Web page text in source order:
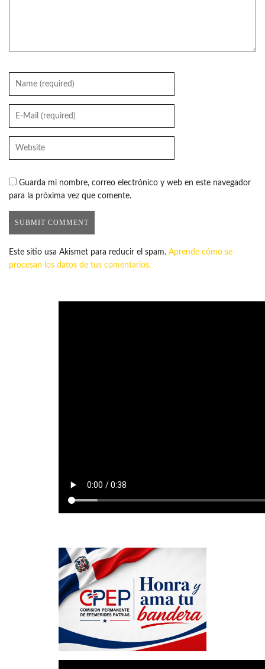
Guarda mi nombre, correo electrónico y web en este navegador
para la próxima vez que comente.
Este sitio usa Akismet para reducir el spam. Aprende cómo se
procesan los datos de tus comentarios.